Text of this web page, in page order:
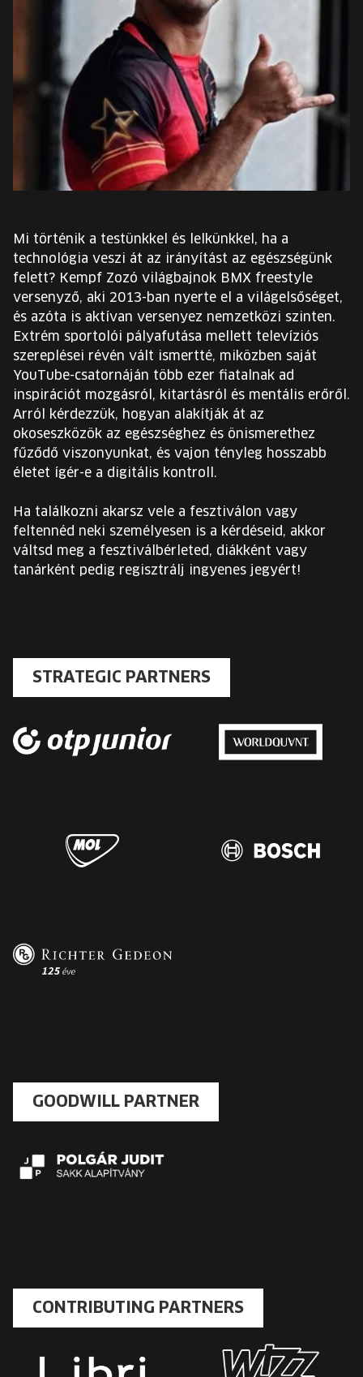
EURÓPA JÖVŐFESZTIVÁLJA
ELŐADÓK
INGYENES DIÁK- ÉS TANÁRREGISZTRÁCIÓ
JEGYEK
KOSÁR
EN
Change
language:
EN
Mi történik a testünkkel és lelkünkkel, ha a
technológia veszi át az irányítást az egészségünk
felett? Kempf Zozó világbajnok BMX freestyle
versenyző, aki 2013-ban nyerte el a világelsőséget,
és azóta is aktívan versenyez nemzetközi szinten.
Extrém sportolói pályafutása mellett televíziós
szereplései révén vált ismertté, miközben saját
YouTube-csatornáján több ezer fiatalnak ad
inspirációt mozgásról, kitartásról és mentális erőről.
Arról kérdezzük, hogyan alakítják át az
okoseszközök az egészséghez és önismerethez
fűződő viszonyunkat, és vajon tényleg hosszabb
életet ígér-e a digitális kontroll.
Ha találkozni akarsz vele a fesztiválon vagy
feltennéd neki személyesen is a kérdéseid, akkor
váltsd meg a fesztiválbérleted, diákként vagy
tanárként pedig regisztrálj ingyenes jegyért!
STRATEGIC PARTNERS
GOODWILL PARTNER
CONTRIBUTING PARTNERS